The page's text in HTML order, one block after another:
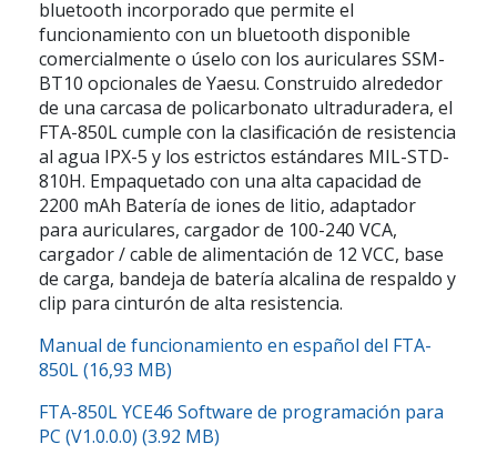
bluetooth incorporado que permite el
funcionamiento con un bluetooth disponible
comercialmente o úselo con los auriculares SSM-
BT10 opcionales de Yaesu. Construido alrededor
de una carcasa de policarbonato ultraduradera, el
FTA-850L cumple con la clasificación de resistencia
al agua IPX-5 y los estrictos estándares MIL-STD-
810H. Empaquetado con una alta capacidad de
2200 mAh Batería de iones de litio, adaptador
para auriculares, cargador de 100-240 VCA,
cargador / cable de alimentación de 12 VCC, base
de carga, bandeja de batería alcalina de respaldo y
clip para cinturón de alta resistencia.
Manual de funcionamiento en español del FTA-
850L (16,93 MB)
FTA-850L YCE46 Software de programación para
PC (V1.0.0.0) (3.92 MB)